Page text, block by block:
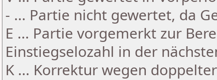
- ... Partie nicht gewertet, da
E ... Partie vorgemerkt zur
Einstiegselozahl in der
K ... Korrektur wegen